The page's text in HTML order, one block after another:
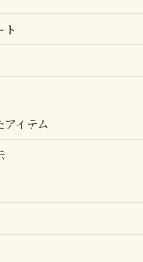
ト
イテム